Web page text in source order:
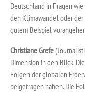
Deutschland in Fragen
den Klimawandel oder
gutem Beispiel
Christiane Grefe
Dimension in den Blick.
Folgen der globalen
beigetragen haben. Die